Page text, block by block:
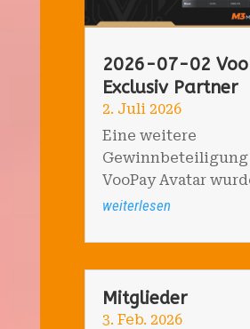
2026-07-02
Exclusiv Partner
2. Juli 2026
Eine weitere
Gewinnbeteiligung
VooPay Avatar
weiterlesen
Mitglieder
3. Feb. 2026